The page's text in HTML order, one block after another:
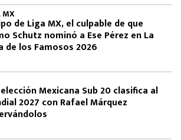
MX
de Liga MX, el culpable de que
Schutz nominó a Ese Pérez en La
de los Famosos 2026
Mexicana Sub 20 clasifica al
2027 con Rafael Márquez